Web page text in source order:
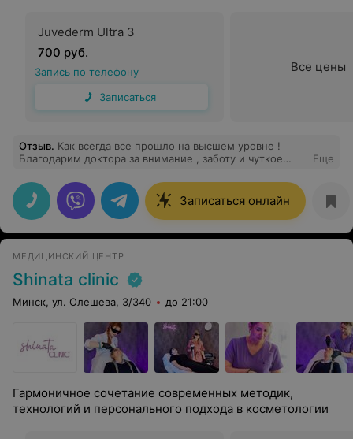
Juvederm Ultra 3
700 руб.
Запись по телефону
Записаться
Все цены
Отзыв. Как всегда все прошло на высшем уровне !
Благодарим доктора за внимание , заботу и чуткое
Еще
Записаться онлайн
МЕДИЦИНСКИЙ ЦЕНТР
Shinata clinic
Минск, ул. Олешева, 3/340 до 21:00
Гармоничное сочетание современных методик,
технологий и персонального подхода в косметологии